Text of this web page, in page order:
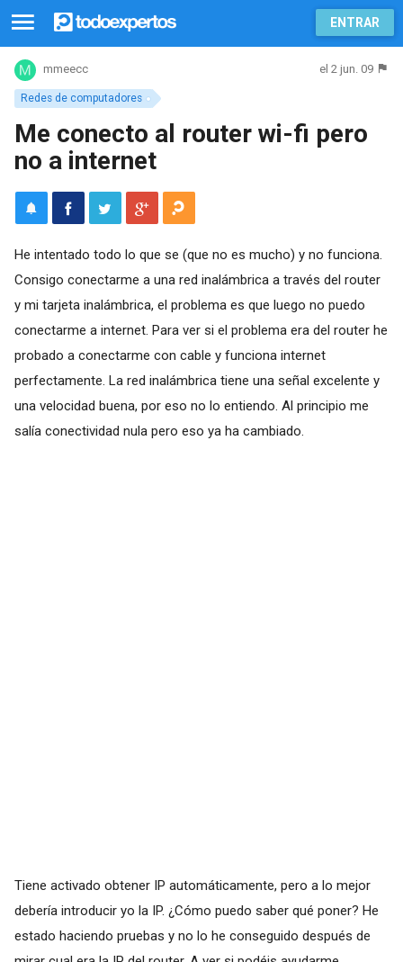
ENTRAR
Redes de computadores
mmeecc el 2 jun. 09
Me conecto al router wi-fi pero
no a internet
He intentado todo lo que se (que no es mucho) y no funciona.
Consigo conectarme a una red inalámbrica a través del router
y mi tarjeta inalámbrica, el problema es que luego no puedo
conectarme a internet. Para ver si el problema era del router he
probado a conectarme con cable y funciona internet
perfectamente. La red inalámbrica tiene una señal excelente y
una velocidad buena, por eso no lo entiendo. Al principio me
salía conectividad nula pero eso ya ha cambiado.
Tiene activado obtener IP automáticamente, pero a lo mejor
debería introducir yo la IP. ¿Cómo puedo saber qué poner? He
estado haciendo pruebas y no lo he conseguido después de